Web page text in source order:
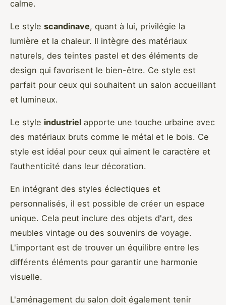
calme.
Le style scandinave, quant à lui, privilégie la
lumière et la chaleur. Il intègre des matériaux
naturels, des teintes pastel et des éléments de
design qui favorisent le bien-être. Ce style est
parfait pour ceux qui souhaitent un salon accueillant
et lumineux.
Le style industriel apporte une touche urbaine avec
des matériaux bruts comme le métal et le bois. Ce
style est idéal pour ceux qui aiment le caractère et
l’authenticité dans leur décoration.
En intégrant des styles éclectiques et
personnalisés, il est possible de créer un espace
unique. Cela peut inclure des objets d'art, des
meubles vintage ou des souvenirs de voyage.
L'important est de trouver un équilibre entre les
différents éléments pour garantir une harmonie
visuelle.
L'aménagement du salon doit également tenir